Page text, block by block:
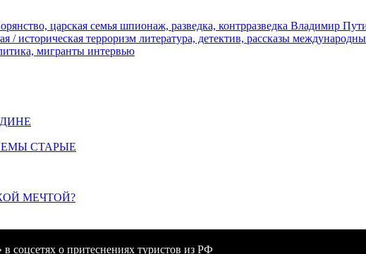
царская семья шпионаж, разведка, контрразведка Владимир
/ историческая терроризм литература, детектив, рассказы
мигранты интервью
СТАРЫЕ
МЕЧТОЙ?
соцсетях о притеснениях туристов из РФ